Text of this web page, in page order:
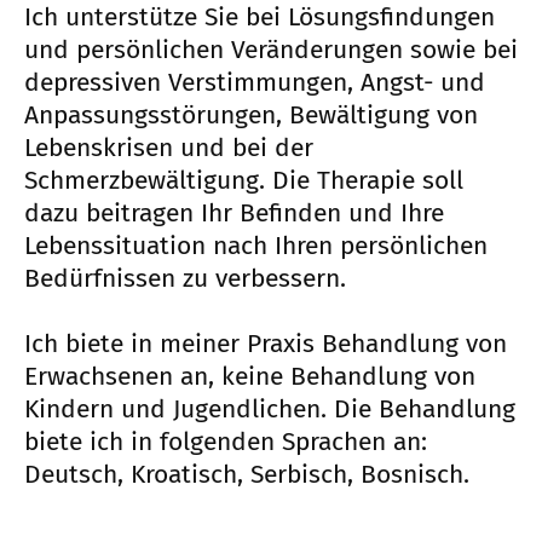
Ich unterstütze Sie bei Lösungsfindungen
und persönlichen Veränderungen sowie bei
depressiven Verstimmungen, Angst- und
Anpassungsstörungen, Bewältigung von
Lebenskrisen und bei der
Schmerzbewältigung. Die Therapie soll
dazu beitragen Ihr Befinden und Ihre
Lebenssituation nach Ihren persönlichen
Bedürfnissen zu verbessern.
Ich biete in meiner Praxis Behandlung von
Erwachsenen an, keine Behandlung von
Kindern und Jugendlichen. Die Behandlung
biete ich in folgenden Sprachen an:
Deutsch, Kroatisch, Serbisch, Bosnisch.